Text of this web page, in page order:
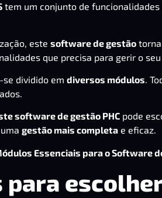
tem um conjunto de
este software de gestão
que precisa para gerir o seu
dividido em diversos módulos.
software de gestão PHC pode
gestão mais completa e eficaz.
Essenciais para o Software
para